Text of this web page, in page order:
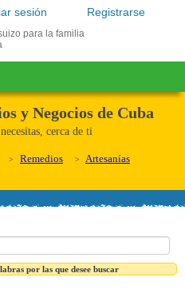
Registrarse
sesión
para la familia
y Negocios de Cuba
cerca de ti
Remedios
Artesanías
por las que desee buscar